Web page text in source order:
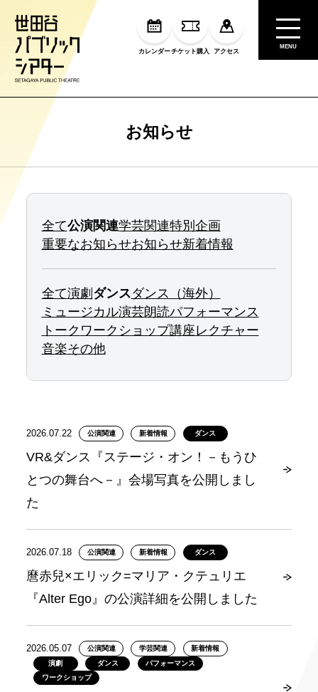
カレンダーチケット購入 アクセス
MENU
お知らせ
全て公演関連学芸関連特別企画
重要なお知らせお知らせ新着情報
全て演劇 ダンスダンス（海外）
ミュージカル演芸朗読パフォーマンス
トーク ワークショップ講座レクチャー
音楽その他
2026.07.22 公演関連 新着情報 ダンス
VR&ダンス『ステージ・オン！－もうひ
とつの舞台へ－』会場写真を公開しまし
た
2026.07.18 公演関連 新着情報 ダンス
麿赤兒×エリック=マリア・クテュリエ
『Alter Ego』の公演詳細を公開しました
2026.05.07 公演関連 学芸関連
新着情報
演劇
ダンス
パフォーマンス
ワークショップ